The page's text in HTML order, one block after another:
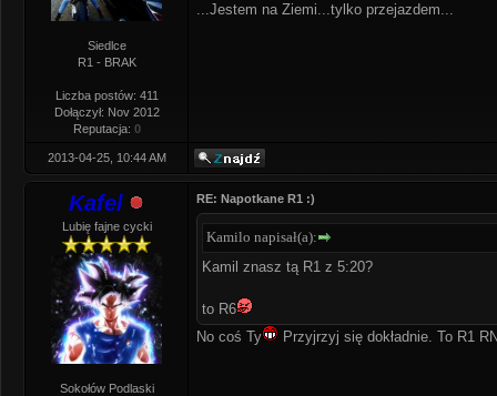
Siedlce
R1 - BRAK
Liczba postów: 411
Dołączył: Nov 2012
Reputacja: 0
...Jestem na Ziemi...tylko przejazdem...
2013-04-25, 10:44 AM
Kafel
Lubię fajne cycki
Sokołów Podlaski
RE: Napotkane R1 :)
Kamilo napisał(a):
Kamil znasz tą R1 z 5:20?
to R6
No coś Ty
Przyjrzyj się dokładnie. To R1